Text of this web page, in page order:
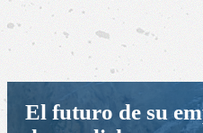
El futuro de su